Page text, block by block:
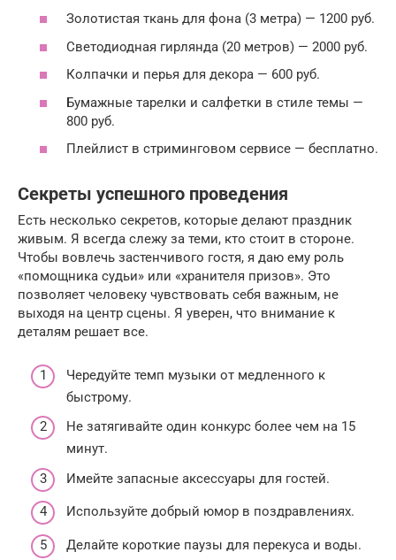
Золотистая ткань для фона (3 метра) — 1200 руб.
Светодиодная гирлянда (20 метров) — 2000 руб.
Колпачки и перья для декора — 600 руб.
Бумажные тарелки и салфетки в стиле темы —
800 руб.
Плейлист в стриминговом сервисе — бесплатно.
Секреты успешного проведения
Есть несколько секретов, которые делают праздник
живым. Я всегда слежу за теми, кто стоит в стороне.
Чтобы вовлечь застенчивого гостя, я даю ему роль
«помощника судьи» или «хранителя призов». Это
позволяет человеку чувствовать себя важным, не
выходя на центр сцены. Я уверен, что внимание к
деталям решает все.
Чередуйте темп музыки от медленного к
быстрому.
Не затягивайте один конкурс более чем на 15
минут.
Имейте запасные аксессуары для гостей.
Используйте добрый юмор в поздравлениях.
Делайте короткие паузы для перекуса и воды.